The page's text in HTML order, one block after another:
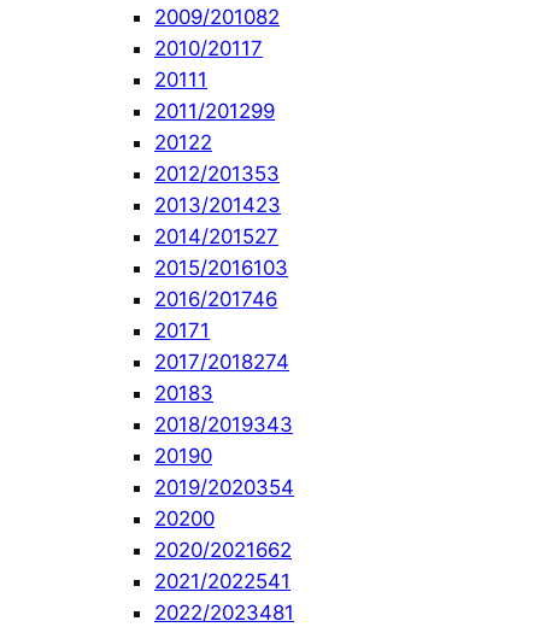
2009/201082
2010/20117
20111
2011/201299
20122
2012/201353
2013/201423
2014/201527
2015/2016103
2016/201746
20171
2017/2018274
20183
2018/2019343
20190
2019/2020354
20200
2020/2021662
2021/2022541
2022/2023481